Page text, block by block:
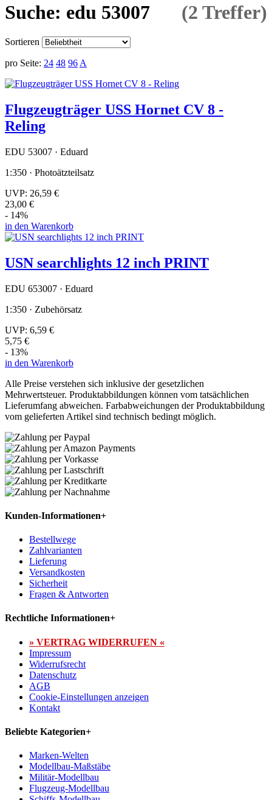
Suche: edu 53007 (2 Treffer)
Sortieren
pro Seite: 24 48 96 A
Flugzeugträger USS Hornet CV 8 -
Reling
EDU 53007 · Eduard
1:350 · Photoätzteilsatz
UVP: 26,59 €
23,00 €
- 14%
in den Warenkorb
USN searchlights 12 inch PRINT
EDU 653007 · Eduard
1:350 · Zubehörsatz
UVP: 6,59 €
5,75 €
- 13%
in den Warenkorb
Alle Preise verstehen sich inklusive der gesetzlichen
Mehrwertsteuer. Produktabbildungen können vom tatsächlichen
Lieferumfang abweichen. Farbabweichungen der Produktabbildung
vom gelieferten Artikel sind technisch bedingt möglich.
Kunden-Informationen+
Bestellwege
Zahlvarianten
Lieferung
Versandkosten
Sicherheit
Fragen & Antworten
Rechtliche Informationen+
» VERTRAG WIDERRUFEN «
Impressum
Widerrufsrecht
Datenschutz
AGB
Cookie-Einstellungen anzeigen
Kontakt
Beliebte Kategorien+
Marken-Welten
Modellbau-Maßstäbe
Militär-Modellbau
Flugzeug-Modellbau